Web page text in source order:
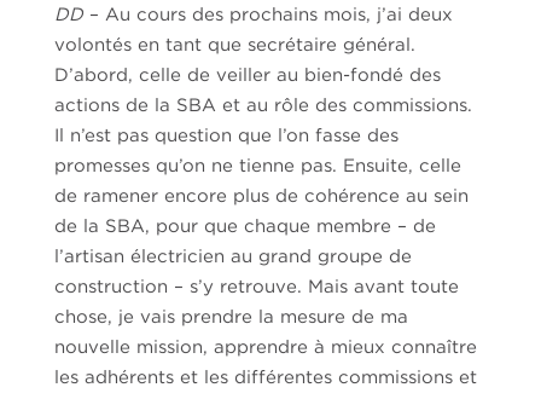
DD– Au cours des prochains mois, j’ai deux
volontés en tant que secrétaire général.
D’abord, celle de veiller au bien-fondé des
actions de la SBA et au rôle des commissions.
Il n’est pas question que l’on fasse des
promesses qu’on ne tienne pas. Ensuite, celle
de ramener encore plus de cohérence au sein
de la SBA, pour que chaque membre – de
l’artisan électricien au grand groupe de
construction – s’y retrouve. Mais avant toute
chose, je vais prendre la mesure de ma
nouvelle mission, apprendre à mieux connaître
les adhérents et les différentes commissions et